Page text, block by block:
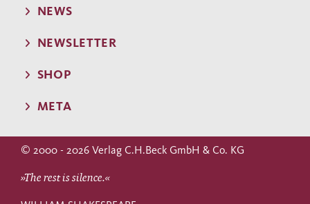
NEWS
NEWSLETTER
SHOP
META
© 2000 - 2026 Verlag C.H.Beck GmbH & Co. KG
»The rest is silence.«